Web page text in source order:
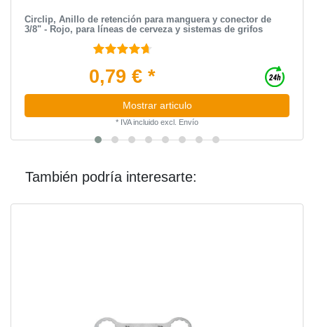
Circlip, Anillo de retención para manguera y conector de
3/8" - Rojo, para líneas de cerveza y sistemas de grifos
0,79 € *
Mostrar articulo
* IVA incluido excl. Envío
También podría interesarte: